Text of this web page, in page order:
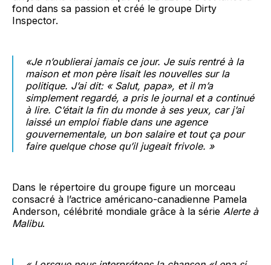
fond dans sa passion et créé le groupe Dirty
Inspector.
«Je n’oublierai jamais ce jour. Je suis rentré à la
maison et mon père lisait les nouvelles sur la
politique. J’ai dit: « Salut, papa», et il m’a
simplement regardé, a pris le journal et a continué
à lire. C’était la fin du monde à ses yeux, car j’ai
laissé un emploi fiable dans une agence
gouvernementale, un bon salaire et tout ça pour
faire quelque chose qu’il jugeait frivole. »
Dans le répertoire du groupe figure un morceau
consacré à l’actrice américano-canadienne Pamela
Anderson, célébrité mondiale grâce à la série Alerte à
Malibu.